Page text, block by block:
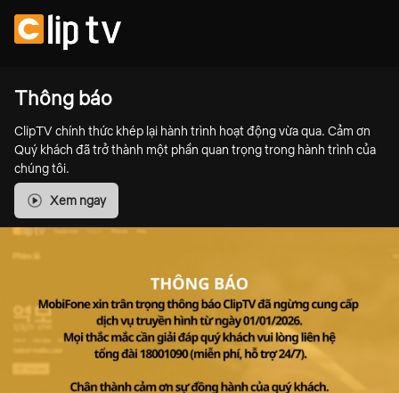
Thông báo
ClipTV chính thức khép lại hành trình hoạt động vừa qua. Cảm ơn
Quý khách đã trở thành một phần quan trọng trong hành trình của
chúng tôi.
Xem ngay